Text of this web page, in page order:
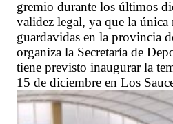
gremio durante los últimos
validez legal, ya que la
guardavidas en la provincia
organiza la Secretaría de
tiene previsto inaugurar la
15 de diciembre en Los